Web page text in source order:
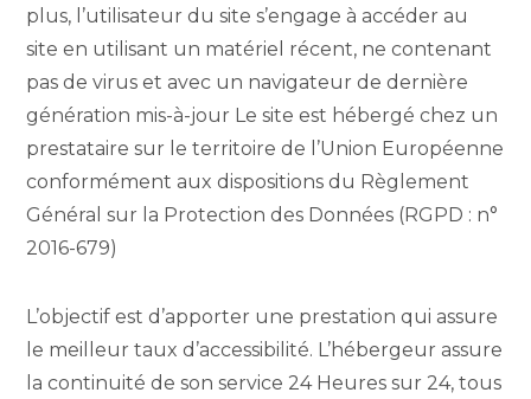
plus, l’utilisateur du site s’engage à accéder au
site en utilisant un matériel récent, ne contenant
pas de virus et avec un navigateur de dernière
génération mis-à-jour Le site est hébergé chez un
prestataire sur le territoire de l’Union Européenne
conformément aux dispositions du Règlement
Général sur la Protection des Données (RGPD : n°
2016-679)
L’objectif est d’apporter une prestation qui assure
le meilleur taux d’accessibilité. L’hébergeur assure
la continuité de son service 24 Heures sur 24, tous